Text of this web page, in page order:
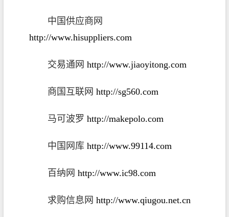
中国供应商网
http://www.hisuppliers.com
交易通网 http://www.jiaoyitong.com
商国互联网 http://sg560.com
马可波罗 http://makepolo.com
中国网库 http://www.99114.com
百纳网 http://www.ic98.com
求购信息网 http://www.qiugou.net.cn